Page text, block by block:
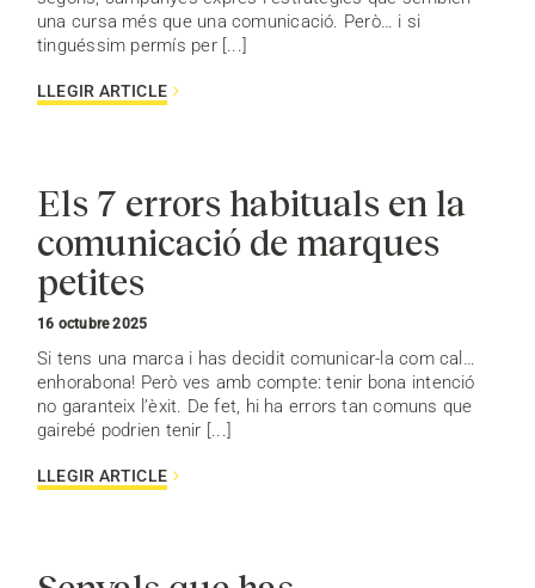
una cursa més que una comunicació. Però… i si
tinguéssim permís per [...]
LLEGIR ARTICLE
Els 7 errors habituals en la
comunicació de marques
petites
16 octubre 2025
Si tens una marca i has decidit comunicar-la com cal…
enhorabona! Però ves amb compte: tenir bona intenció
no garanteix l’èxit. De fet, hi ha errors tan comuns que
gairebé podrien tenir [...]
LLEGIR ARTICLE